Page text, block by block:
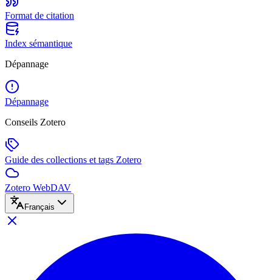
Format de citation
Index sémantique
Dépannage
Dépannage
Conseils Zotero
Guide des collections et tags Zotero
Zotero WebDAV
Français